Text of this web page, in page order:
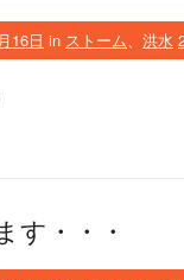
16日 in ストーム 洪水
す・・・